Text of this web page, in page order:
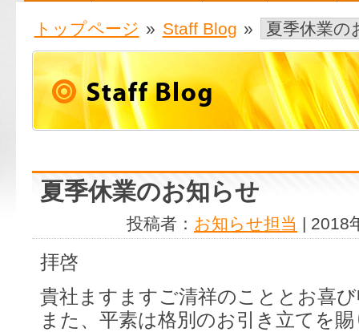
トップページ » Staff Blog » 夏季休業の
夏季休業のお知らせ
投稿者： お知らせ担当 | 2018
拝啓
貴社ますますご清祥のこととお喜
また、平素は格別のお引き立てを